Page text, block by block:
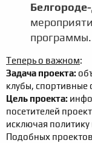
Теперь о важном:
Задача проекта:
клубы, спортивные
Цель проекта:
посетителей
исключая
Подобных